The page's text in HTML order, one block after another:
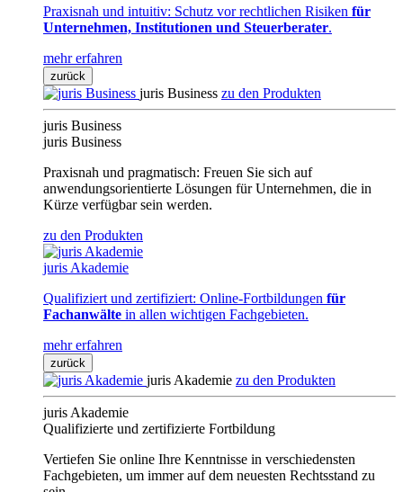
Praxisnah und intuitiv: Schutz vor rechtlichen Risiken für
Unternehmen, Institutionen und Steuerberater.
mehr erfahren
zurück
juris Business zu den Produkten
juris Business
juris Business
Praxisnah und pragmatisch: Freuen Sie sich auf
anwendungsorientierte Lösungen für Unternehmen, die in
Kürze verfügbar sein werden.
zu den Produkten
juris Akademie
Qualifiziert und zertifiziert: Online-Fortbildungen für
Fachanwälte in allen wichtigen Fachgebieten.
mehr erfahren
zurück
juris Akademie zu den Produkten
juris Akademie
Qualifizierte und zertifizierte Fortbildung
Vertiefen Sie online Ihre Kenntnisse in verschiedensten
Fachgebieten, um immer auf dem neuesten Rechtsstand zu